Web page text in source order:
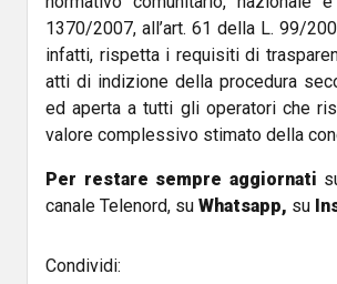
1370/2007, all’art. 61 della L. 99/
infatti, rispetta i requisiti di
atti di indizione della procedura
ed aperta a tutti gli operatori che
valore complessivo stimato della
Per restare sempre aggiornati
canale Telenord, su Whatsapp, su
Condividi: